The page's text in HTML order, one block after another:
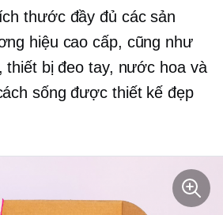
thước đầy đủ các sản
hiệu cao cấp, cũng như
thiết bị đeo tay, nước hoa và
sống được thiết kế đẹp